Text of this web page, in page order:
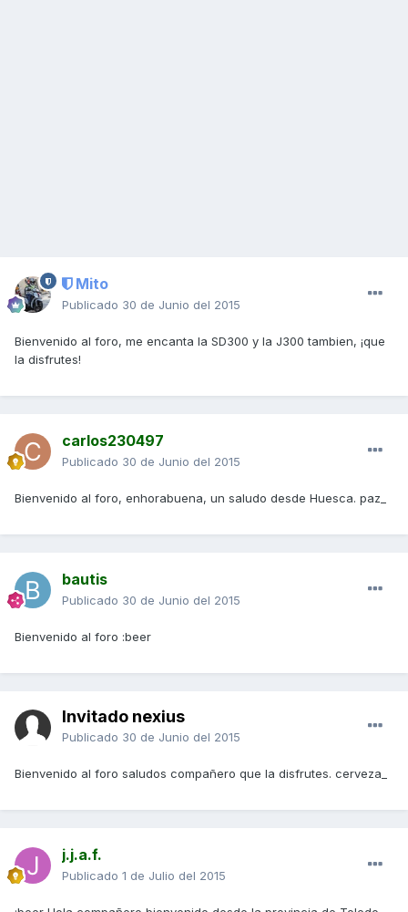
Mito
Publicado 30 de Junio del 2015
Bienvenido al foro, me encanta la SD300 y la J300 tambien, ¡que
la disfrutes!
carlos230497
Publicado 30 de Junio del 2015
Bienvenido al foro, enhorabuena, un saludo desde Huesca. paz_
bautis
Publicado 30 de Junio del 2015
Bienvenido al foro :beer
Invitado nexius
Publicado 30 de Junio del 2015
Bienvenido al foro saludos compañero que la disfrutes. cerveza_
j.j.a.f.
Publicado 1 de Julio del 2015